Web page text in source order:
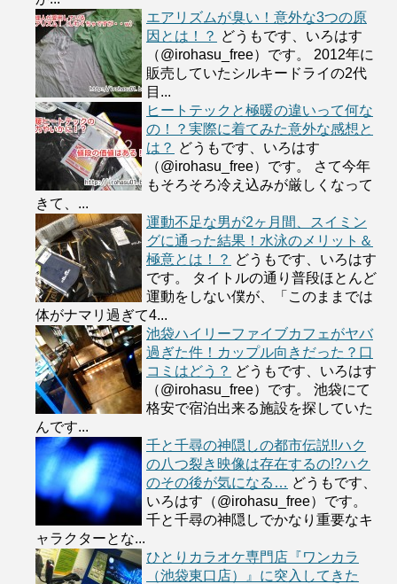
エアリズムが臭い！意外な3つの原
因とは！？ どうもです、いろはす
（@irohasu_free）です。 2012年に
販売していたシルキードライの2代
目...
ヒートテックと極暖の違いって何な
の！？実際に着てみた意外な感想と
は？ どうもです、いろはす
（@irohasu_free）です。 さて今年
もそろそろ冷え込みが厳しくなって
きて、...
運動不足な男が2ヶ月間、スイミン
グに通った結果！水泳のメリット＆
極意とは！？ どうもです、いろはす
です。 タイトルの通り普段ほとんど
運動をしない僕が、「このままでは
体がナマリ過ぎて4...
池袋ハイリーファイブカフェがヤバ
過ぎた件！カップル向きだった？口
コミはどう？ どうもです、いろはす
（@irohasu_free）です。 池袋にて
格安で宿泊出来る施設を探していた
んです...
千と千尋の神隠しの都市伝説!!ハク
の八つ裂き映像は存在するの!?ハク
のその後が気になる… どうもです、
いろはす（@irohasu_free）です。
千と千尋の神隠しでかなり重要なキ
ャラクターとな...
ひとりカラオケ専門店『ワンカラ
（池袋東口店）』に突入してきた